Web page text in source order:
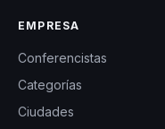
EMPRESA
Conferencistas
Categorías
Ciudades